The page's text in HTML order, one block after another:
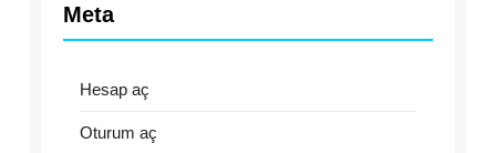
Meta
Hesap aç
Oturum aç